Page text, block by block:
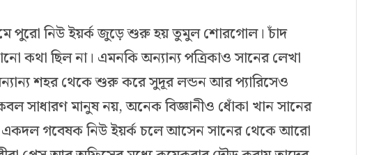
পুরো নিউ ইয়র্ক জুড়ে শুরু হয় তুমুল শোরগোল। চাঁদ
কথা ছিল না। এমনকি অন্যান্য পত্রিকাও সানের লেখা
অন্যান্য শহর থেকে শুরু করে সুদূর লন্ডন আর প্যারিসেও
সাধারণ মানুষ নয়, অনেক বিজ্ঞানীও ধোঁকা খান সানের
একদল গবেষক নিউ ইয়র্ক চলে আসেন সানের থেকে আরো